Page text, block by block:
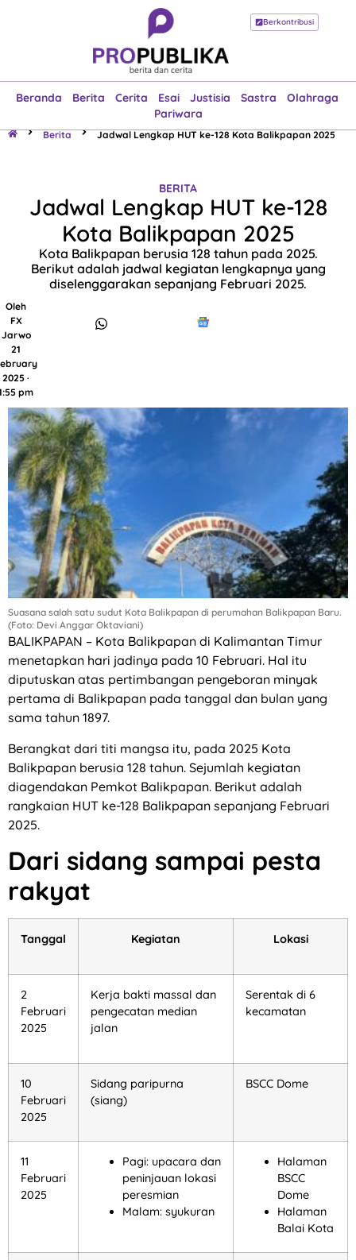
Berkontribusi
Beranda Berita Cerita Esai Justisia Sastra
Olahraga
Pariwara
Beranda
Esai
Justisia
Sastra
Olahraga
Pariwara
Berita Jadwal Lengkap HUT ke-128 Kota Balikpapan 2025
BERITA
Jadwal Lengkap HUT ke-128
Kota Balikpapan 2025
Kota Balikpapan berusia 128 tahun pada 2025.
Berikut adalah jadwal kegiatan lengkapnya yang
diselenggarakan sepanjang Februari 2025.
Oleh
FX
Jarwo
21
2025 ·
pm
Suasana salah satu sudut Kota Balikpapan di perumahan Balikpapan Baru.
(Foto: Devi Anggar Oktaviani)
BALIKPAPAN – Kota Balikpapan di Kalimantan Timur
menetapkan hari jadinya pada 10 Februari. Hal itu
diputuskan atas pertimbangan pengeboran minyak
pertama di Balikpapan pada tanggal dan bulan yang
sama tahun 1897.
Berangkat dari titi mangsa itu, pada 2025 Kota
Balikpapan berusia 128 tahun. Sejumlah kegiatan
diagendakan Pemkot Balikpapan. Berikut adalah
rangkaian HUT ke-128 Balikpapan sepanjang Februari
2025.
Dari sidang sampai pesta
rakyat
Tanggal Kegiatan Lokasi
2
Februari
2025
Kerja bakti massal dan
pengecatan median
jalan
Serentak di 6
kecamatan
10
Februari
2025
Sidang paripurna
(siang)
BSCC Dome
11
Februari
2025
Pagi: upacara dan
peninjauan lokasi
peresmian
Malam: syukuran
Halaman
BSCC
Dome
Halaman
Balai Kota